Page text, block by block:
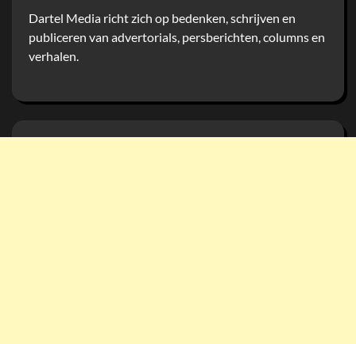
Dartel Media richt zich op bedenken, schrijven en
publiceren van advertorials, persberichten, columns en
verhalen.